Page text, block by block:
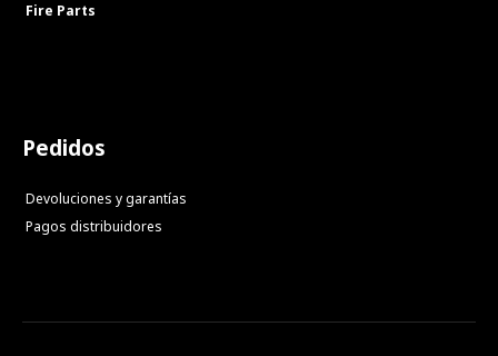
Fire Parts
Pedidos
Devoluciones y garantías
Pagos distribuidores